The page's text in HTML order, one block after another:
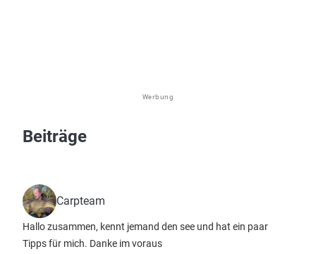
Werbung
Beiträge
Carpteam
Hallo zusammen, kennt jemand den see und hat ein paar
Tipps für mich. Danke im voraus